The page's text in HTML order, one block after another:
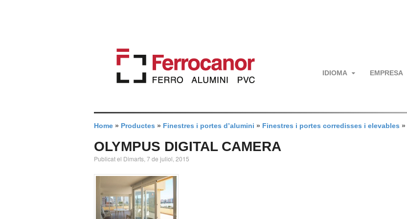
IDIOMA EMPRESA
Home » Productes » Finestres i portes d’alumini » Finestres i portes corredisses i elevables »
OLYMPUS DIGITAL CAMERA
Publicat el Dimarts, 7 de juliol, 2015